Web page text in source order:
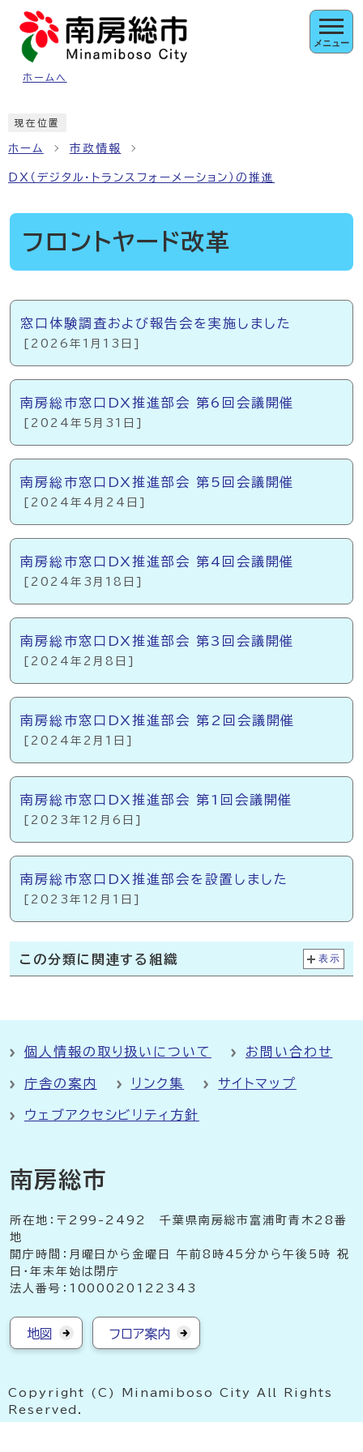
ページの先頭です
ホームへ
メニュー
現在位置
ホーム 市政情報
DX（デジタル・トランスフォーメーション）の推進
フロントヤード改革
メインメニュー
窓口体験調査および報告会を実施しました
[2026年1月13日]
南房総市窓口DX推進部会 第6回会議開催
[2024年5月31日]
南房総市窓口DX推進部会 第5回会議開催
[2024年4月24日]
南房総市窓口DX推進部会 第4回会議開催
[2024年3月18日]
南房総市窓口DX推進部会 第3回会議開催
[2024年2月8日]
南房総市窓口DX推進部会 第2回会議開催
[2024年2月1日]
南房総市窓口DX推進部会 第1回会議開催
[2023年12月6日]
南房総市窓口DX推進部会を設置しました
[2023年12月1日]
この分類に関連する組織 表示
個人情報の取り扱いについて お問い合わせ
庁舎の案内 リンク集 サイトマップ
ウェブアクセシビリティ方針
南房総市
所在地：〒299-2492 千葉県南房総市富浦町青木28番
地
開庁時間：月曜日から金曜日 午前8時45分から午後5時 祝
日・年末年始は閉庁
法人番号：1000020122343
地図 フロア案内
Copyright (C) Minamiboso City All Rights
Reserved.